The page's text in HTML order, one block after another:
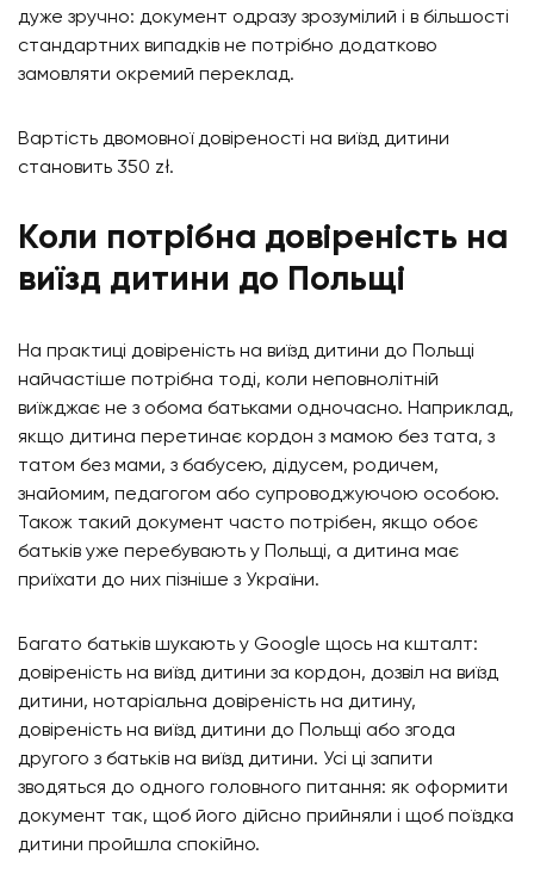
дуже зручно: документ одразу зрозумілий і в більшості
стандартних випадків не потрібно додатково
замовляти окремий переклад.
Вартість двомовної довіреності на виїзд дитини
становить 350 zł.
Коли потрібна довіреність на
виїзд дитини до Польщі
На практиці довіреність на виїзд дитини до Польщі
найчастіше потрібна тоді, коли неповнолітній
виїжджає не з обома батьками одночасно. Наприклад,
якщо дитина перетинає кордон з мамою без тата, з
татом без мами, з бабусею, дідусем, родичем,
знайомим, педагогом або супроводжуючою особою.
Також такий документ часто потрібен, якщо обоє
батьків уже перебувають у Польщі, а дитина має
приїхати до них пізніше з України.
Багато батьків шукають у Google щось на кшталт:
довіреність на виїзд дитини за кордон, дозвіл на виїзд
дитини, нотаріальна довіреність на дитину,
довіреність на виїзд дитини до Польщі або згода
другого з батьків на виїзд дитини. Усі ці запити
зводяться до одного головного питання: як оформити
документ так, щоб його дійсно прийняли і щоб поїздка
дитини пройшла спокійно.